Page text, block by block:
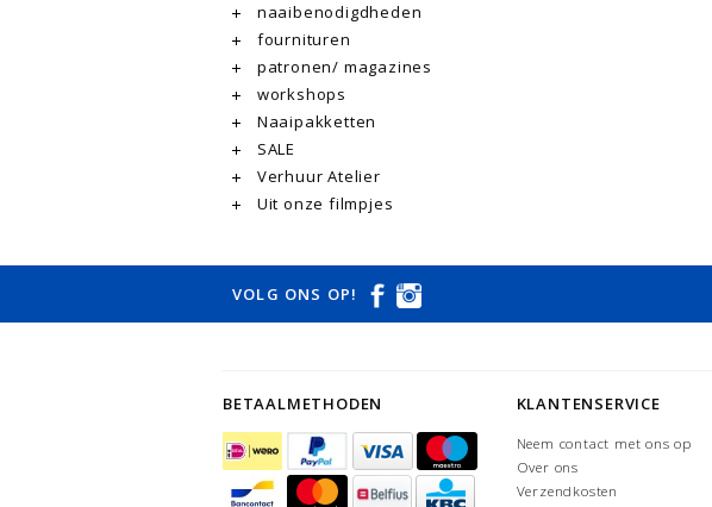
naaibenodigdheden
fournituren
patronen/ magazines
workshops
Naaipakketten
SALE
Verhuur Atelier
Uit onze filmpjes
VOLG ONS OP!
BETAALMETHODEN KLANTENSERVICE
Neem contact met ons op
Over ons
Verzendkosten